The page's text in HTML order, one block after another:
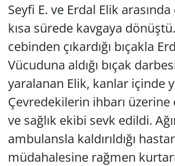
Seyfi E. ve Erdal Elik
kısa sürede kavgaya
cebinden çıkardığı bıçakla
Vücuduna aldığı bıçak
yaralanan Elik, kanlar içinde
Çevredekilerin ihbarı
ve sağlık ekibi sevk edildi.
ambulansla kaldırıldığı
müdahalesine rağmen